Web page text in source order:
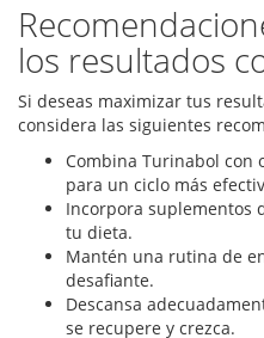
los resultados
Si deseas maximizar tus
considera las siguientes
Combina Turinabol con
para un ciclo más
Incorpora suplementos
tu dieta.
Mantén una rutina de
desafiante.
Descansa
se recupere y crezca.